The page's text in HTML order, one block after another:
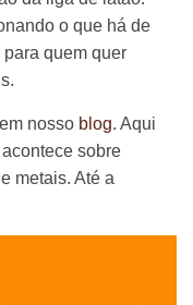
o que há de
quem quer
nosso blog. Aqui
sobre
metais. Até a